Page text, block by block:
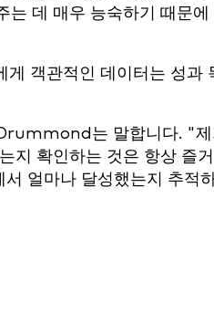
데 매우 능숙하기 때문
객관적인 데이터는 성과
는 말합니다. "제
지 확인하는 것은 항상 즐
얼마나 달성했는지 추적